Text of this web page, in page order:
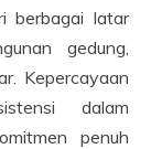
berbagai latar
gedung,
Kepercayaan
dalam
penuh